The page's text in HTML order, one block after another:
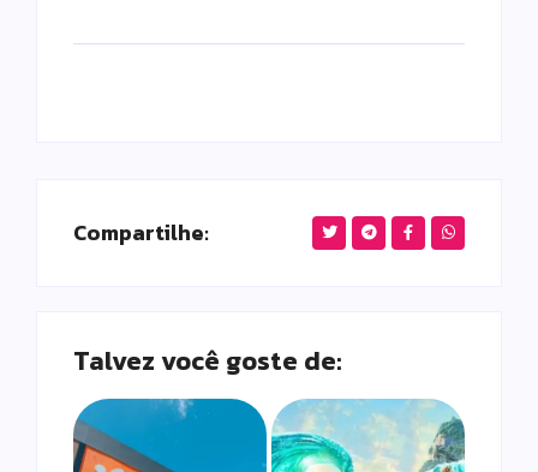
Compartilhe:
Talvez você goste de: